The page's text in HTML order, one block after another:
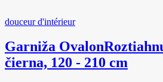
douceur d'intérieur
Garniža Ovalon
čierna, 120 - 210 cm